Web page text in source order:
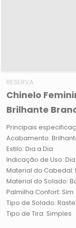
RESERVA
Chinelo
Brilhante
Principais
Acabamento:
Estilo: Dia a Dia
Indicação de Uso:
Material do Cabedal:
Material do Solado:
Palmilha Confort: Sim
Tipo de Solado:
Tipo de Tira: Simples